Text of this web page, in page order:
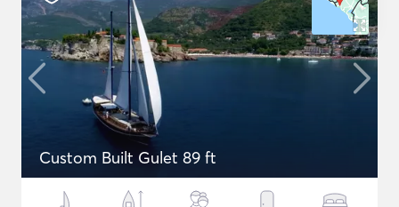
Custom Built Gulet 89 ft